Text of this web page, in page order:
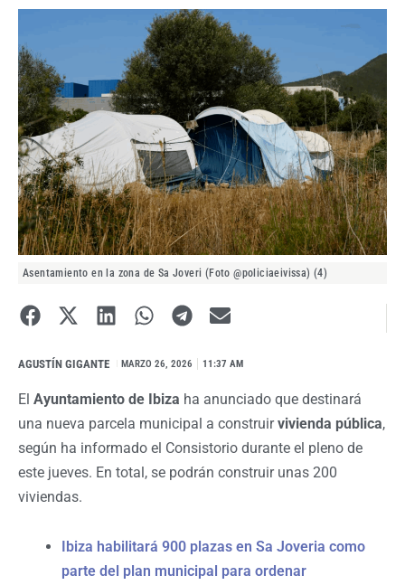
Asentamiento en la zona de Sa Joveri (Foto @policiaeivissa) (4)
AGUSTÍN GIGANTE MARZO 26, 2026 11:37 AM
El Ayuntamiento de Ibiza ha anunciado que destinará
una nueva parcela municipal a construirvivienda pública,
según ha informado el Consistorio durante el pleno de
este jueves. En total, se podrán construir unas 200
viviendas.
Ibiza habilitará 900 plazas en Sa Joveria como
parte del plan municipal para ordenar